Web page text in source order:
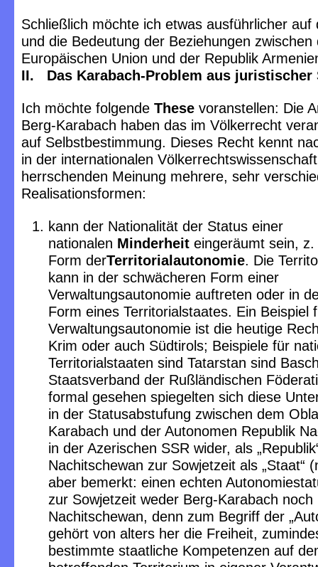
Schließlich möchte ich etwas ausführlicher auf
und die Bedeutung der Beziehungen zwischen
Europäischen Union und der Republik
II. Das Karabach-Problem aus juristischer
Ich möchte folgende These voranstellen: Die
Berg-Karabach haben das im Völkerrecht
auf Selbstbestimmung. Dieses Recht kennt
in der internationalen Völkerrechtswissenschaft
herrschenden Meinung mehrere, sehr
Realisationsformen:
kann der Nationalität der Status einer
nationalen Minderheiteingeräumt sein, z.
Form derTerritorialautonomie. Die
kann in der schwächeren Form einer
Verwaltungsautonomie auftreten oder in
Form eines Territorialstaates. Ein Beispiel
Verwaltungsautonomie ist die heutige
Krim oder auch Südtirols; Beispiele für
Territorialstaaten sind Tatarstan sind
Staatsverband der Rußländischen
formal gesehen spiegelten sich diese
in der Statusabstufung zwischen dem
Karabach und der Autonomen Republik
in der Azerischen SSR wider, als
Nachitschewan zur Sowjetzeit als „Staat“
aber bemerkt: einen echten
zur Sowjetzeit weder Berg-Karabach noch
Nachitschewan, denn zum Begriff der
gehört von alters her die Freiheit,
bestimmte staatliche Kompetenzen auf